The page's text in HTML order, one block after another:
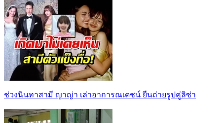
ช่วงนินทาสามี ญาญ่า เล่าอาการณเดชน์ ยืนถ่ายรูปคู่ลิซ่า